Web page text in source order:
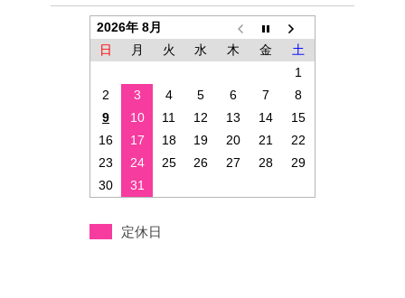
2026年 8月
日
月 火 水 木 金
土
1
2
3 4 5 6 7
8
9
10 11 12 13 14
15
16
17 18 19 20 21
22
23
24 25 26 27 28
29
30
31
定休日